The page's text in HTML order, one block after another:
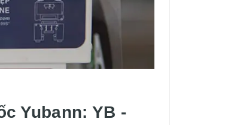
Yubann: YB -